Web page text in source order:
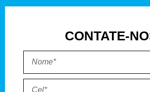
CONTATE-